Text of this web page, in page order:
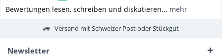
Bewertungen lesen, schreiben und diskutieren... mehr
Versand mit Schweizer Post oder Stückgut
Newsletter